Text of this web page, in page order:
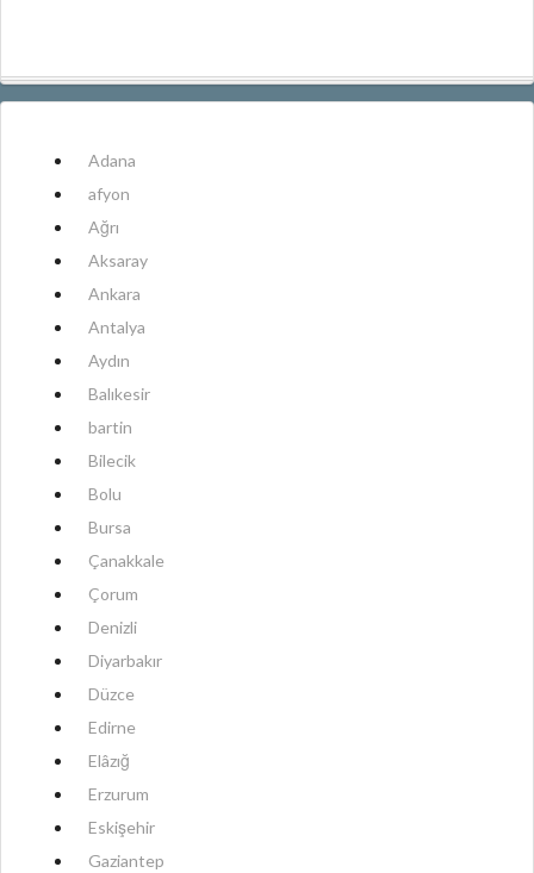
Adana
afyon
Ağrı
Aksaray
Ankara
Antalya
Aydın
Balıkesir
bartin
Bilecik
Bolu
Bursa
Çanakkale
Çorum
Denizli
Diyarbakır
Düzce
Edirne
Elâzığ
Erzurum
Eskişehir
Gaziantep